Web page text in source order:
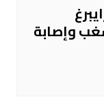
وإصابة